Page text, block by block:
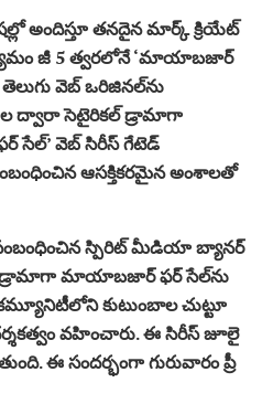
అందిస్తూ త‌నదైన మార్క్ క్రియేట్
జీ 5 త్వరలోనే ‘మాయాబజార్
తెలుగు వెబ్ ఒరిజిన‌ల్‌ను
ద్వారా సెటైరికల్ డ్రామాగా
సేల్’ వెబ్ సిరీస్ గేటెడ్
ఆస‌క్తిక‌ర‌మైన అంశాల‌తో
స్పిరిట్ మీడియా బ్యాన‌ర్
డ్రామాగా మాయాబ‌జార్ ఫ‌ర్ సేల్‌ను
కుటుంబాల చుట్టూ
వ‌హించారు. ఈ సిరీస్ జూలై
ఈ సంద‌ర్భంగా గురువారం ప్రీ